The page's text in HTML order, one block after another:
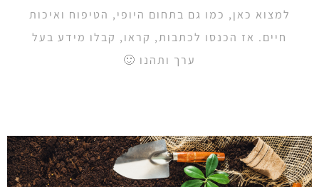
למצוא כאן, כמו גם בתחום היופי, הטיפוח ואיכות
חיים. אז הכנסו לכתבות, קראו, קבלו מידע בעל
ערך ותהנו 🙂